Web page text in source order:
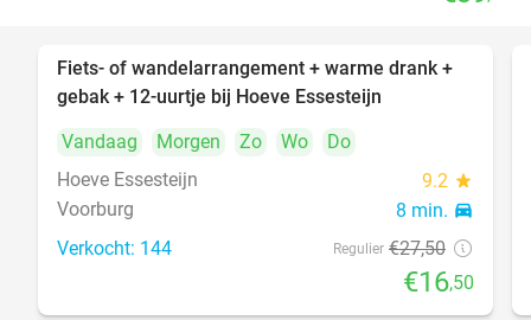
40%
Fiets- of wandelarrangement + warme drank +
gebak + 12-uurtje bij Hoeve Essesteijn
Vandaag
Morgen Zo Wo
Do
Hoeve Essesteijn
9.2 star
Voorburg 8 min. directions_car
Verkocht: 144 Regulier €27,50
€16,50